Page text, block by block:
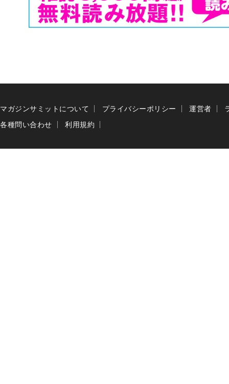
マガジンサミットについて プライバシーポリシー 運営者
各種問い合わせ
利用規約